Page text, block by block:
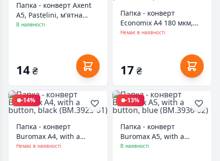
Папка - конверт Axent
А5, Pastelini, м'ятна
(1522-18-A)
В наявності
14₴
Папка - конверт
Economix А4 180 мкм,
непрозора
Немає в наявності
17 ₴
-14%
Папка - конверт
Buromax А4, with a
button, black (BM.3925-
Немає в наявності
-13%
Папка - конверт
Buromax А5, with a
button, blue (BM.3936-
В наявності